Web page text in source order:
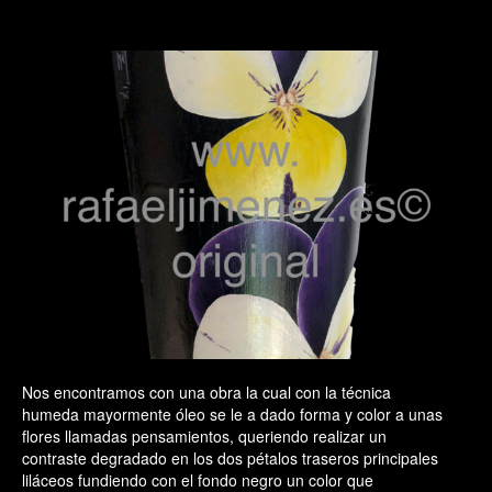
Nos encontramos con una obra la cual con la técnica
humeda mayormente óleo se le a dado forma y color a unas
flores llamadas pensamientos, queriendo realizar un
contraste degradado en los dos pétalos traseros principales
liláceos fundiendo con el fondo negro un color que